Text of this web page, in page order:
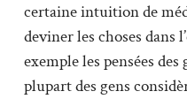
certaine intuition de
deviner les choses dans
exemple les pensées
plupart des gens